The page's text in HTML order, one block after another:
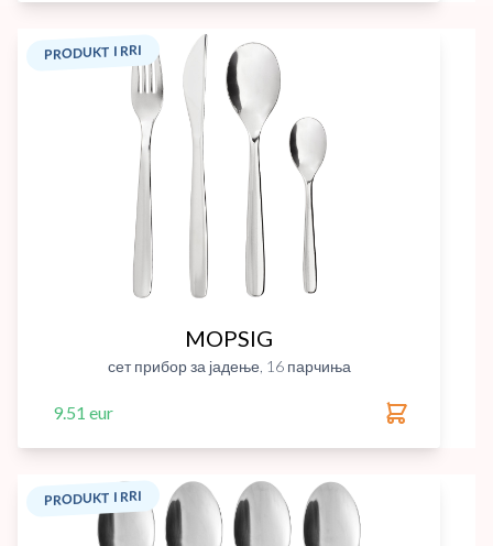
PRODUKT I RRI
MOPSIG
сет прибор за јадење, 16 парчиња
9.51 eur
PRODUKT I RRI